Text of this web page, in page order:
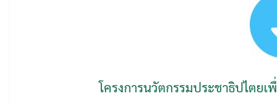
โครงการนวัตกรรมประชาธิปไตย